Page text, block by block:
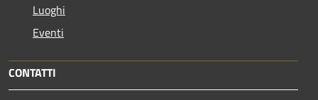
Luoghi
Eventi
CONTATTI